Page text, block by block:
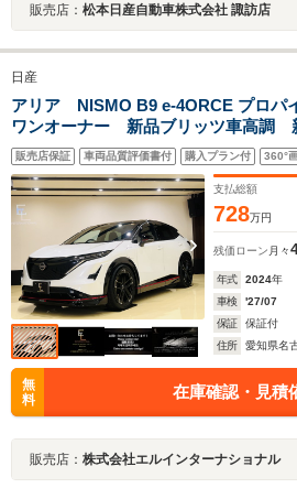
販売店： 松本日産自動車株式会社 諏訪店
日産
アリア NISMO B9 e-4ORCE プロパ
ワンオーナー 新品ブリッツ車高調
ドスペーサー プロパイロットリモ
BOSEスピーカー 純正20インチアル
ドラレコ アラウンドビュー パワー
ビ TV
販売店保証 車両品質評価書付 購入プラン付 360°
支払総額
728万円
残価ローン 月々
年式 2024年
車検
'27/07
保証
保証付
住所
愛知県名
無
料
在庫確認・見積
販売店： 株式会社エルインターナショナル